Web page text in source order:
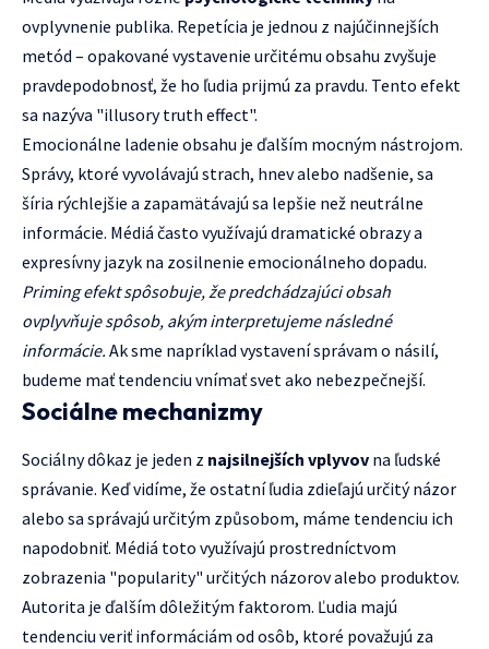
ovplyvnenie publika. Repetícia je jednou z najúčinnejších
metód – opakované vystavenie určitému obsahu zvyšuje
pravdepodobnosť, že ho ľudia prijmú za pravdu. Tento efekt
sa nazýva "illusory truth effect".
Emocionálne ladenie obsahu je ďalším mocným nástrojom.
Správy, ktoré vyvolávajú strach, hnev alebo nadšenie, sa
šíria rýchlejšie a zapamätávajú sa lepšie než neutrálne
informácie. Médiá často využívajú dramatické obrazy a
expresívny jazyk na zosilnenie emocionálneho dopadu.
Priming efekt spôsobuje, že predchádzajúci obsah
ovplyvňuje spôsob, akým interpretujeme následné
informácie. Ak sme napríklad vystavení správam o násilí,
budeme mať tendenciu vnímať svet ako nebezpečnejší.
Sociálne mechanizmy
Sociálny dôkaz je jeden z najsilnejších vplyvov na ľudské
správanie. Keď vidíme, že ostatní ľudia zdieľajú určitý názor
alebo sa správajú určitým způsobom, máme tendenciu ich
napodobniť. Médiá toto využívajú prostredníctvom
zobrazenia "popularity" určitých názorov alebo produktov.
Autorita je ďalším dôležitým faktorom. Ľudia majú
tendenciu veriť informáciám od osôb, ktoré považujú za